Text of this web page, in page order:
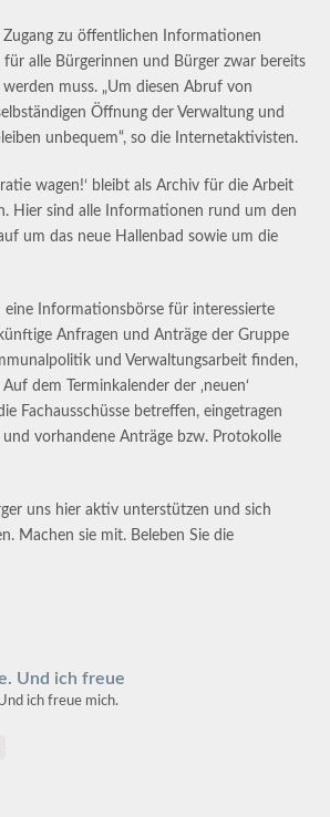
zu öffentlichen Informationen
alle Bürgerinnen und Bürger zwar bereits
muss. „Um diesen Abruf von
Öffnung der Verwaltung und
unbequem“, so die Internetaktivisten.
wagen!‘ bleibt als Archiv für die Arbeit
Hier sind alle Informationen rund um den
um das neue Hallenbad sowie um die
Informationsbörse für interessierte
Anfragen und Anträge der Gruppe
und Verwaltungsarbeit finden,
dem Terminkalender der ‚neuen‘
Fachausschüsse betreffen, eingetragen
vorhandene Anträge bzw. Protokolle
uns hier aktiv unterstützen und sich
Machen sie mit. Beleben Sie die
Und ich freue
ich freue mich.